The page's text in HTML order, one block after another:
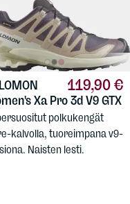
119,90 €
Xa Pro 3d V9 GTX
polkukengät
kalvolla, tuoreimpana v9-
Naisten lesti.